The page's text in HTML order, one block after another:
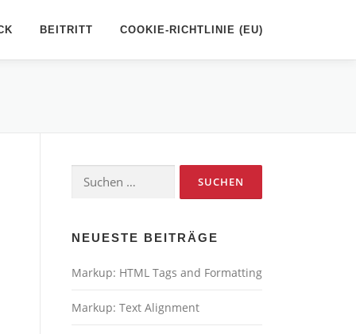
BEITRITT COOKIE-RICHTLINIE (EU)
Suchen
nach:
NEUESTE BEITRÄGE
Markup: HTML Tags and Formatting
Markup: Text Alignment